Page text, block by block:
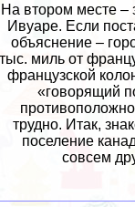
На втором месте –
Ивуаре. Если
объяснение –
тыс. миль от
французской
«говорящий
трудно. Итак,
поселение
совсем